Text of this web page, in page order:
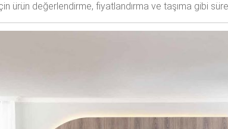
ürün değerlendirme, fiyatlandırma ve taşıma gibi